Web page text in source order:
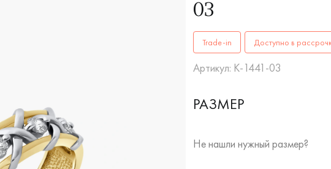
03
ОБРУЧАЛЬНЫЕ КОЛЬЦАК-1441-
Trade-in Доступно в
Артикул: К-1441-03
РАЗМЕР
Не нашли нужный размер?